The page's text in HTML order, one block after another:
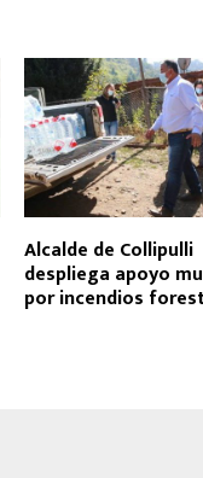
Alcalde de Collipulli
despliega apoyo
por incendios